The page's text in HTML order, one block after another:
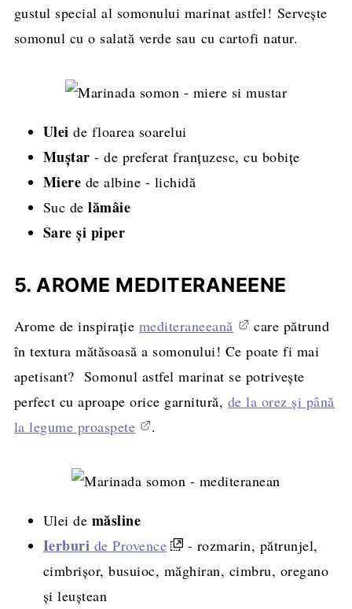
gustul special al somonului marinat astfel! Servește
somonul cu o salată verde sau cu cartofi natur.
Uleide floarea soarelui
Muștar- de preferat franțuzesc, cu bobițe
Miere de albine - lichidă
Suc delămâie
Sare și piper
5. AROME MEDITERANEENE
Arome de inspirație mediteraneeană
care pătrund
în textura mătăsoasă a somonului! Ce poate fi mai
apetisant? Somonul astfel marinat se potrivește
perfect cu aproape orice garnitură, de la orez și până
la legume proaspete
.
Ulei de măsline
Ierburi de Provence
- rozmarin, pătrunjel,
cimbrișor, busuioc, măghiran, cimbru, oregano
și leuștean